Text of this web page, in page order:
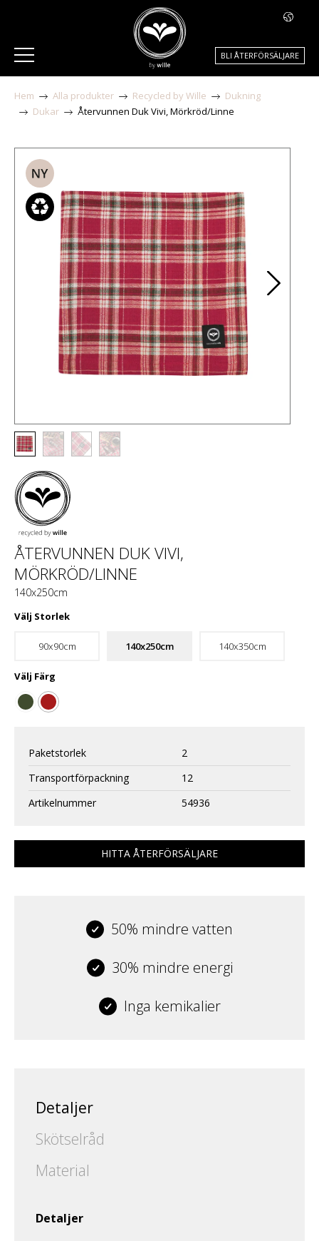
BLI ÅTERFÖRSÄLJARE
Hem Alla produkter Recycled by Wille
Dukning
Dukar
Återvunnen Duk Vivi, Mörkröd/Linne
ÅTERVUNNEN DUK VIVI,
MÖRKRÖD/LINNE
140x250cm
Välj Storlek
90x90cm 140x250cm 140x350cm
Välj Färg
Paketstorlek
2
Transportförpackning
12
Artikelnummer
54936
HITTA ÅTERFÖRSÄLJARE
50% mindre vatten
30% mindre energi
Inga kemikalier
Detaljer
Skötselråd
Material
Detaljer